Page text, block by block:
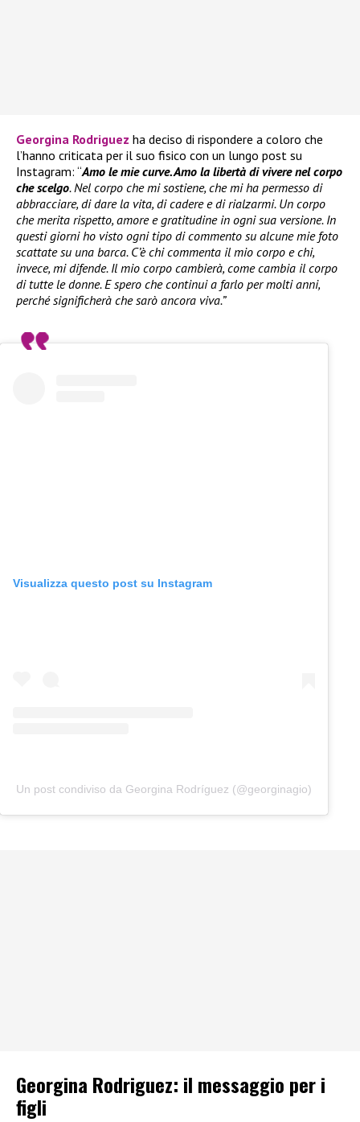
Georgina Rodriguez ha deciso di rispondere a coloro che
l’hanno criticata per il suo fisico con un lungo post su
Instagram: “Amo le mie curve. Amo la libertà di vivere nel corpo
che scelgo. Nel corpo che mi sostiene, che mi ha permesso di
abbracciare, di dare la vita, di cadere e di rialzarmi. Un corpo
che merita rispetto, amore e gratitudine in ogni sua versione. In
questi giorni ho visto ogni tipo di commento su alcune mie foto
scattate su una barca. C’è chi commenta il mio corpo e chi,
invece, mi difende. Il mio corpo cambierà, come cambia il corpo
di tutte le donne. E spero che continui a farlo per molti anni,
perché significherà che sarò ancora viva.”
Visualizza questo post su Instagram
Un post condiviso da Georgina Rodríguez (@georginagio)
Georgina Rodriguez: il messaggio per i
figli